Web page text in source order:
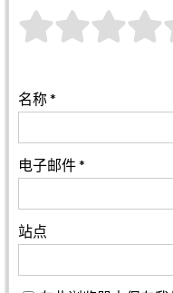
名称*
电子邮件*
站点